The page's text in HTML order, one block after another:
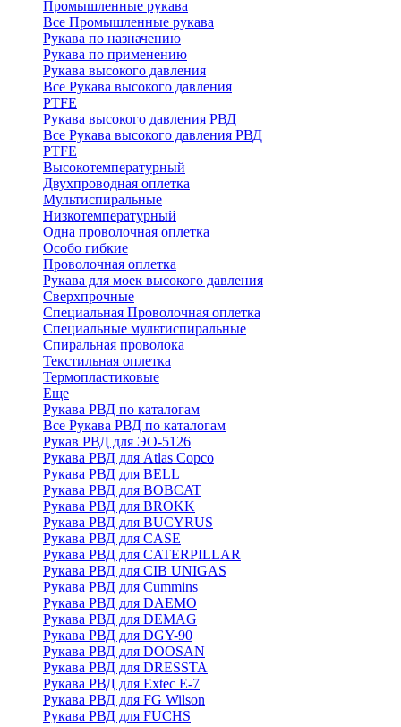
Промышленные рукава
Все Промышленные рукава
Рукава по назначению
Рукава по применению
Рукава высокого давления
Все Рукава высокого давления
PTFE
Рукава высокого давления РВД
Все Рукава высокого давления РВД
PTFE
Высокотемпературный
Двухпроводная оплетка
Мультиспиральные
Низкотемпературный
Одна проволочная оплетка
Особо гибкие
Проволочная оплетка
Рукава для моек высокого давления
Сверхпрочные
Специальная Проволочная оплетка
Специальные мультиспиральные
Спиральная проволока
Текстильная оплетка
Термопластиковые
Еще
Рукава РВД по каталогам
Все Рукава РВД по каталогам
Рукав РВД для ЭО-5126
Рукава РВД для Atlas Copco
Рукава РВД для BELL
Рукава РВД для BOBCAT
Рукава РВД для BROKK
Рукава РВД для BUCYRUS
Рукава РВД для CASE
Рукава РВД для CATERPILLAR
Рукава РВД для CIB UNIGAS
Рукава РВД для Cummins
Рукава РВД для DAEMO
Рукава РВД для DEMAG
Рукава РВД для DGY-90
Рукава РВД для DOOSAN
Рукава РВД для DRESSTA
Рукава РВД для Extec E-7
Рукава РВД для FG Wilson
Рукава РВД для FUCHS